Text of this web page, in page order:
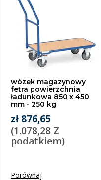
wózek magazynowy
fetra powierzchnia
ładunkowa 850 x 450
mm - 250 kg
zł 876,65
(1.078,28 Z
podatkiem)
Porównaj